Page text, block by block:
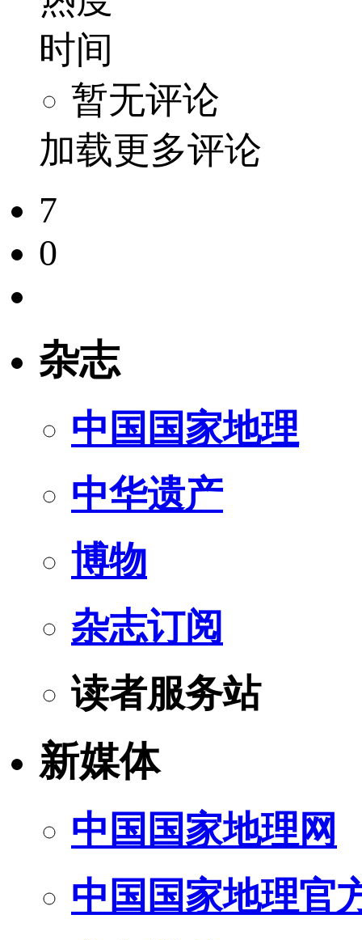
时间
暂无评论
加载更多评论
7
0
杂志
中国国家地理
中华遗产
博物
杂志订阅
读者服务站
新媒体
中国国家地理网
中国国家地理官